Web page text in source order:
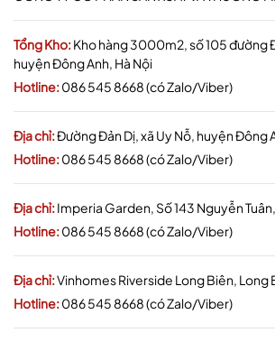
Tổng Kho:Kho hàng 3000m2, số 105 đường
huyện Đông Anh, Hà Nội
Hotline:086 545 8668 (có Zalo/Viber)
Địa chỉ:Đường Đản Dị, xã Uy Nỗ, huyện Đông
Hotline:086 545 8668 (có Zalo/Viber)
Địa chỉ:Imperia Garden, Số 143 Nguyễn
Hotline:086 545 8668 (có Zalo/Viber)
Địa chỉ:Vinhomes Riverside Long Biên, Long
Hotline:086 545 8668 (có Zalo/Viber)